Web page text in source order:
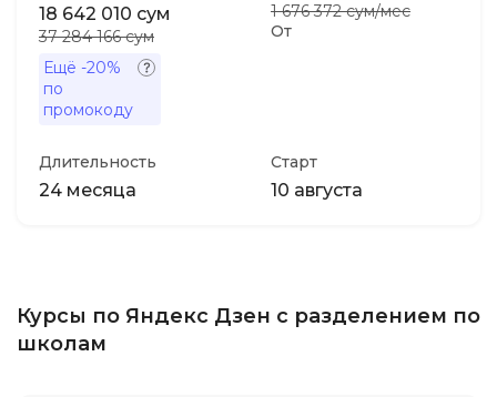
18 642 010 сум
37 284 166 сум
Ещё -20%
по
промокоду
От
1 676 372 сум/мес
Длительность
24 месяца
Старт
10 августа
Курсы по Яндекс Дзен с разделением по
школам